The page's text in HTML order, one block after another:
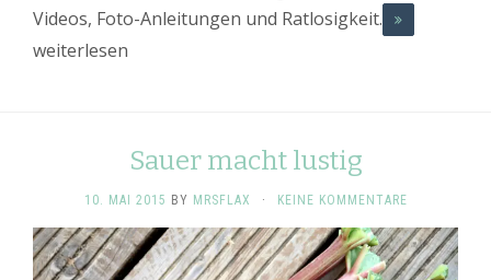
Videos, Foto-Anleitungen und Ratlosigkeit.
weiterlesen
Sauer macht lustig
10. MAI 2015 BY MRSFLAX · KEINE KOMMENTARE